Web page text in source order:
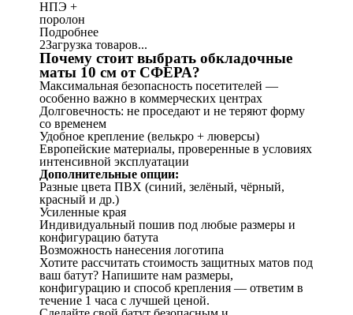
НПЭ +
поролон
Подробнее
2Загрузка товаров...
Почему стоит выбрать обкладочные
маты 10 см от СФЕРА?
Максимальная безопасность посетителей —
особенно важно в коммерческих центрах
Долговечность: не проседают и не теряют форму
со временем
Удобное крепление (велькро + люверсы)
Европейские материалы, проверенные в условиях
интенсивной эксплуатации
Дополнительные опции:
Разные цвета ПВХ (синий, зелёный, чёрный,
красный и др.)
Усиленные края
Индивидуальный пошив под любые размеры и
конфигурацию батута
Возможность нанесения логотипа
Хотите рассчитать стоимость защитных матов под
ваш батут? Напишите нам размеры,
конфигурацию и способ крепления — ответим в
течение 1 часа с лучшей ценой.